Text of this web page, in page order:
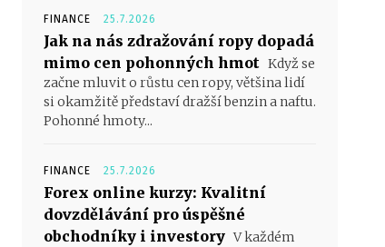
FINANCE 25.7.2026
Jak na nás zdražování ropy dopadá
mimo cen pohonných hmot Když se
začne mluvit o růstu cen ropy, většina lidí
si okamžitě představí dražší benzin a naftu.
Pohonné hmoty...
FINANCE 25.7.2026
Forex online kurzy: Kvalitní
dovzdělávání pro úspěšné
obchodníky i investory V každém